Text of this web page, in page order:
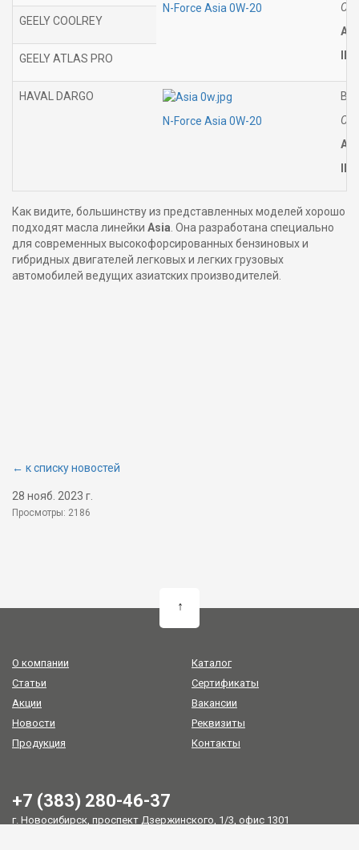
N-Force Asia 0W-20
GEELY COOLREY
GEELY ATLAS PRO
HAVAL DARGO
N-Force Asia 0W-20
В
Как видите, большинству из представленных моделей хорошо
подходят масла линейки Asia . Она разработана специально
для современных высокофорсированных бензиновых и
гибридных двигателей легковых и легких грузовых
автомобилей ведущих азиатских производителей.
← к списку новостей
28 нояб. 2023 г.
Просмотры: 2186
↑
О компании
Статьи
Акции
Новости
Продукция
Каталог
Сертификаты
Вакансии
Реквизиты
Контакты
+7 (383) 280-46-37
г. Новосибирск, проспект Дзержинского, 1/3, офис 1301